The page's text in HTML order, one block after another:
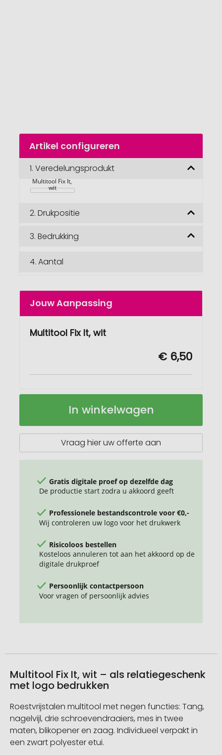
Naar
begin
afbeeldingengalerij
Artikel configureren
1. Veredelungsprodukt
Multitool Fix It,
wit
2. Drukpositie
3. Bedrukking
4. Aantal
Jouw Aanpassing
Multitool Fix It, wit
€ 6,50
Multitool
Op
In winkelwagen
Vraag hier uw offerte aan
Gratis digitale proef op dezelfde dag
De productie start zodra u akkoord geeft
Professionele bestandscontrole voor €0,-
Wij controleren uw logo voor het drukwerk
Risicoloos bestellen
Kosteloos annuleren tot aan het akkoord op de
digitale drukproef
Persoonlijk contactpersoon
Voor vragen of persoonlijk advies
Multitool Fix It, wit – als relatiegeschenk
met logo bedrukken
Roestvrijstalen multitool met negen functies: Tang,
nagelvijl, drie schroevendraaiers, mes in twee
maten, blikopener en zaag. Individueel verpakt in
een zwart polyester etui.